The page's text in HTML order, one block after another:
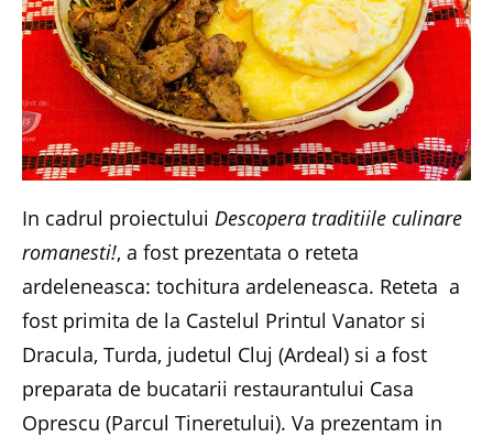
In cadrul proiectului Descopera traditiile culinare
romanesti!, a fost prezentata o reteta
ardeleneasca: tochitura ardeleneasca. Reteta a
fost primita de la Castelul Printul Vanator si
Dracula, Turda, judetul Cluj (Ardeal) si a fost
preparata de bucatarii restaurantului Casa
Oprescu (Parcul Tineretului). Va prezentam in